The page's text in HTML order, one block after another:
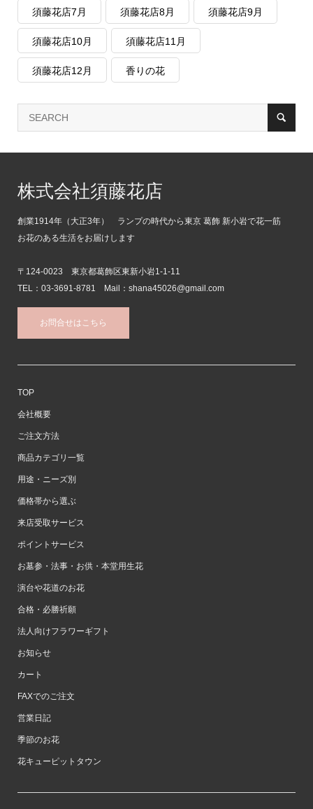
須藤花店7月 須藤花店8月 須藤花店9月
須藤花店10月 須藤花店11月
須藤花店12月 香りの花
株式会社須藤花店
創業1914年（大正3年） ランプの時代から東京 葛飾 新小岩で花一筋
お花のある生活をお届けします
〒124-0023 東京都葛飾区東新小岩1-1-11
TEL：03-3691-8781 Mail：shana45026@gmail.com
お問合せはこちら
TOP
会社概要
ご注文方法
商品カテゴリ一覧
用途・ニーズ別
価格帯から選ぶ
来店受取サービス
ポイントサービス
お墓参・法事・お供・本堂用生花
演台や花道のお花
合格・必勝祈願
法人向けフラワーギフト
お知らせ
カート
FAXでのご注文
営業日記
季節のお花
花キューピットタウン